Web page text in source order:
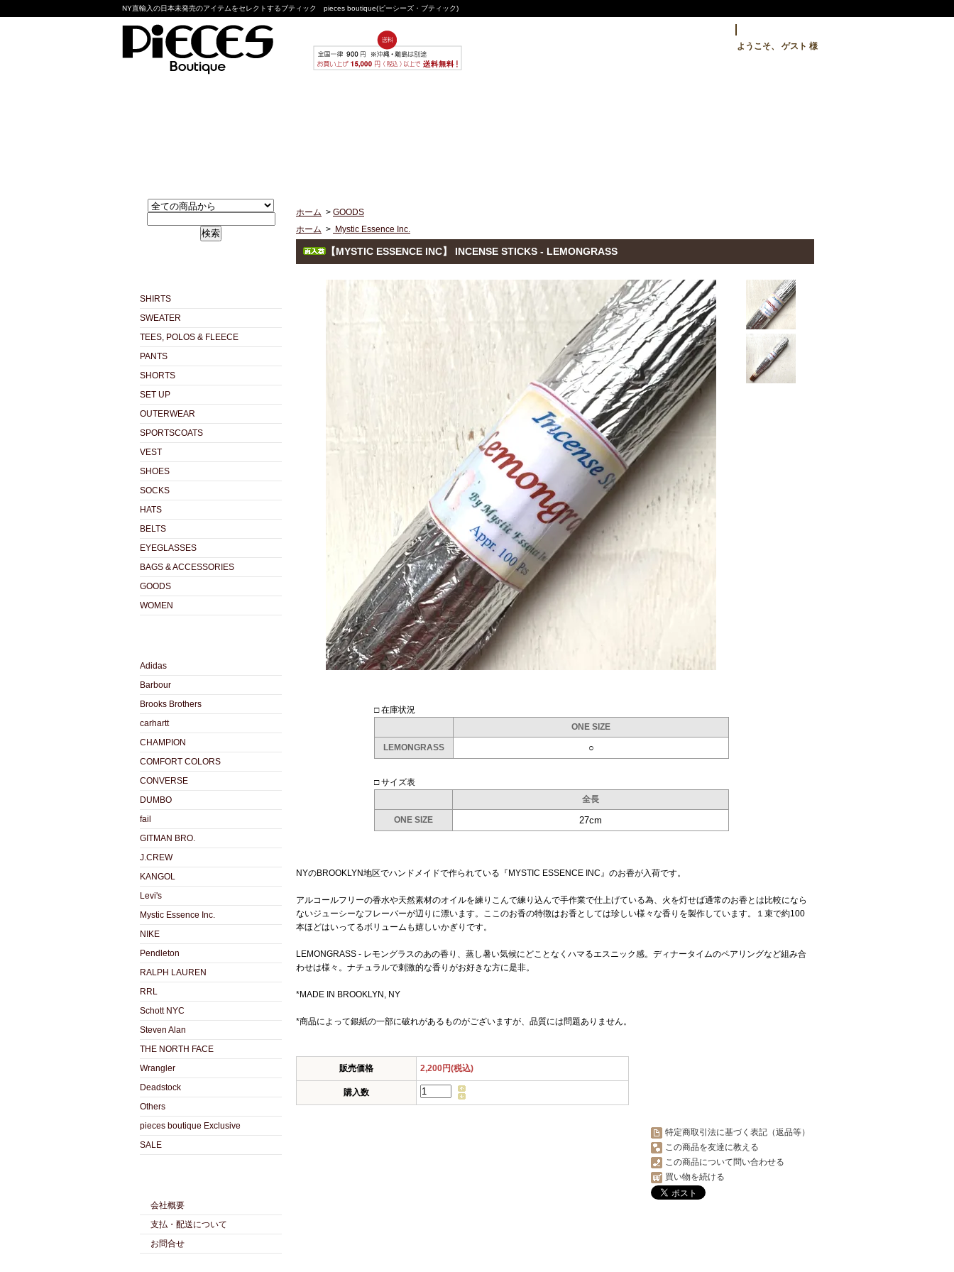
NY直輸入の日本未発売のアイテムをセレクトするブティック pieces boutique(ピーシーズ・ブティック)
ようこそ、 ゲスト 様
検索
SHIRTS
SWEATER
TEES, POLOS & FLEECE
PANTS
SHORTS
SET UP
OUTERWEAR
SPORTSCOATS
VEST
SHOES
SOCKS
HATS
BELTS
EYEGLASSES
BAGS & ACCESSORIES
GOODS
WOMEN
Adidas
Barbour
Brooks Brothers
carhartt
CHAMPION
COMFORT COLORS
CONVERSE
DUMBO
fail
GITMAN BRO.
J.CREW
KANGOL
Levi's
Mystic Essence Inc.
NIKE
Pendleton
RALPH LAUREN
RRL
Schott NYC
Steven Alan
THE NORTH FACE
Wrangler
Deadstock
Others
pieces boutique Exclusive
SALE
会社概要
支払・配送について
お問合せ
ホーム > GOODS
ホーム > Mystic Essence Inc.
【MYSTIC ESSENCE INC】 INCENSE STICKS - LEMONGRASS
□ 在庫状況
ONE SIZE
LEMONGRASS ○
□ サイズ表
全長
ONE SIZE 27cm
NYのBROOKLYN地区でハンドメイドで作られている『MYSTIC ESSENCE INC』のお香が入荷です。
アルコールフリーの香水や天然素材のオイルを練りこんで練り込んで手作業で仕上げている為、火を灯せば通常のお香とは比較になら
ないジューシーなフレーバーが辺りに漂います。ここのお香の特徴はお香としては珍しい様々な香りを製作しています。１束で約100
本ほどはいってるボリュームも嬉しいかぎりです。
LEMONGRASS - レモングラスのあの香り、蒸し暑い気候にどことなくハマるエスニック感。ディナータイムのペアリングなど組み合
わせは様々。ナチュラルで刺激的な香りがお好きな方に是非。
*MADE IN BROOKLYN, NY
*商品によって銀紙の一部に破れがあるものがございますが、品質には問題ありません。
販売価格 2,200円(税込)
購入数
特定商取引法に基づく表記（返品等）
この商品を友達に教える
この商品について問い合わせる
買い物を続ける